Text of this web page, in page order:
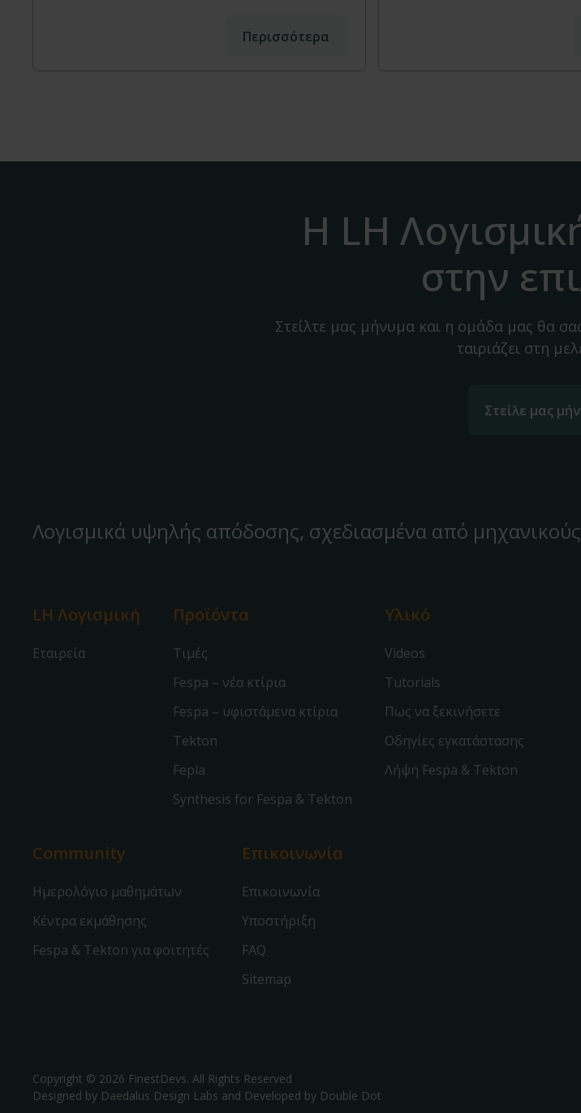
Περισσότερα
Η LH
στην
Στείλτε μας μήνυμα και η ομάδα μας θα
ταιριάζει στη
Στείλε μας
Λογισμικά υψηλής απόδοσης, σχεδιασμένα από
LH Λογισμική
Εταιρεία
Προϊόντα
Τιμές
Fespa – νέα κτίρια
Fespa – υφιστάμενα κτίρια
Tekton
Fepla
Synthesis for Fespa & Tekton
Υλικό
Videos
Tutorials
Πως να ξεκινήσετε
Οδηγίες εγκατάστασης
Λήψη Fespa & Tekton
Community
Ημερολόγιο μαθημάτων
Κέντρα εκμάθησης
Fespa & Tekton για φοιτητές
Επικοινωνία
Επικοινωνία
Υποστήριξη
FAQ
Sitemap
Copyright © 2026 FinestDevs. All Rights Reserved
Designed by Daedalus Design Labs and Developed by Double Dot